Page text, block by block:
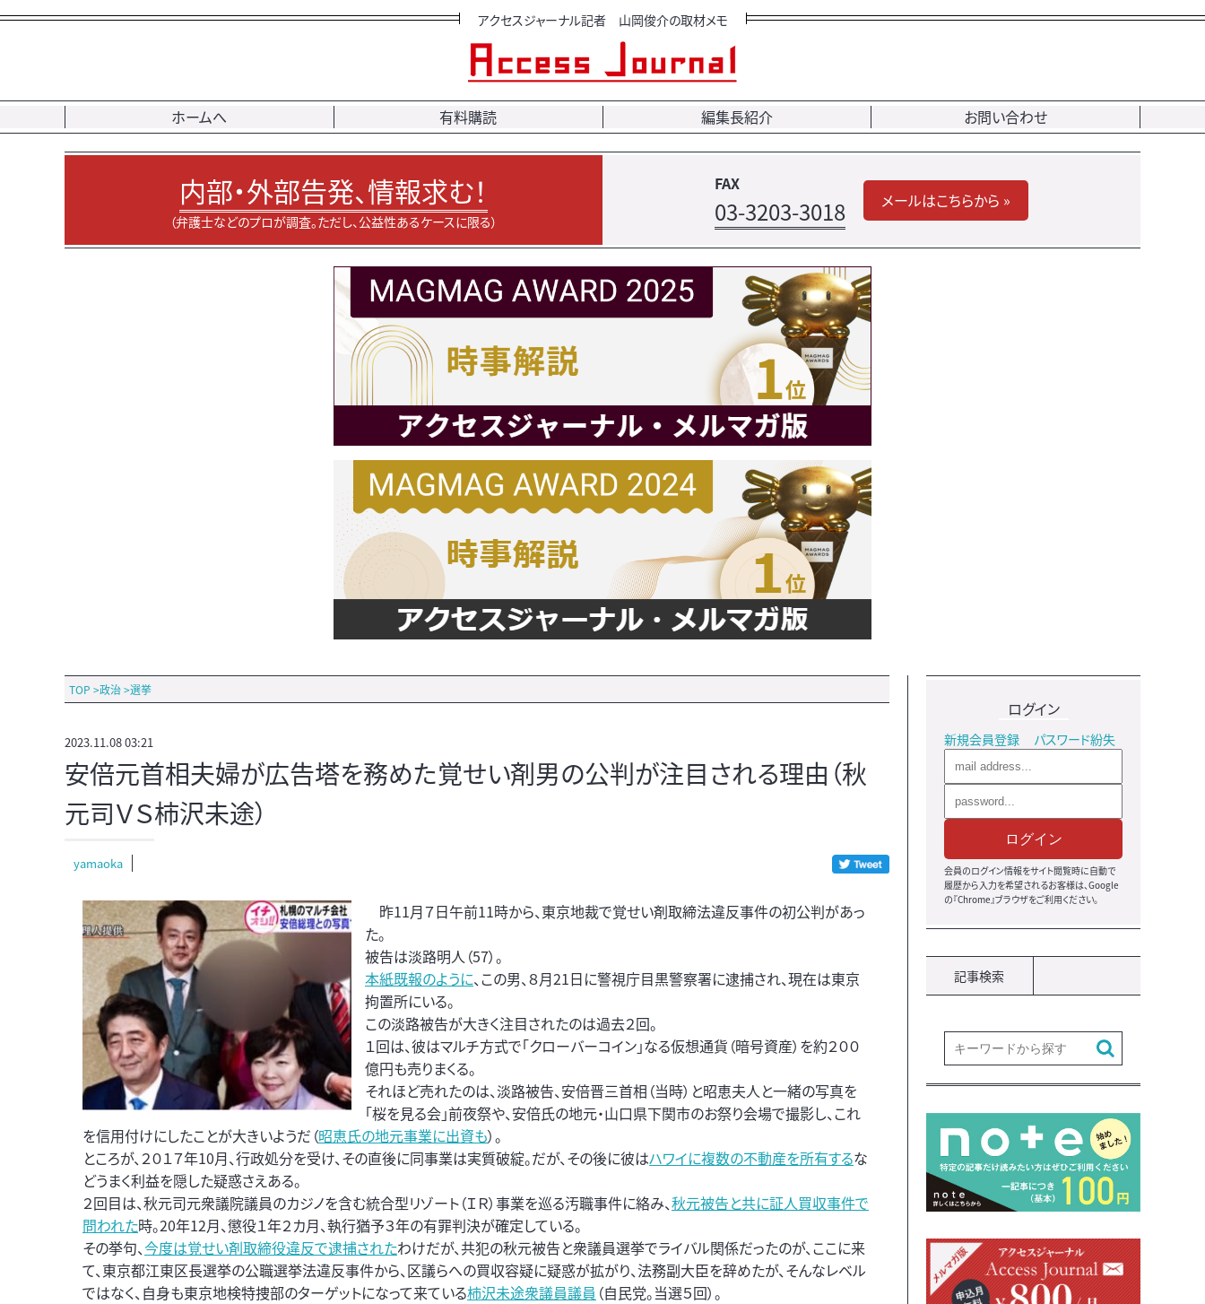
アクセスジャーナル記者 山岡俊介の取材メモ
ホームへ 有料購読 編集長紹介 お問い合わせ
内部・外部告発、情報求む！
（弁護士などのプロが調査。ただし、公益性あるケースに限る）
FAX
03-3203-3018 メールはこちらから »
TOP >政治>選挙
2023.11.08 03:21
安倍元首相夫婦が広告塔を務めた覚せい剤男の公判が注目される理由（秋
元司ＶＳ柿沢未途）
yamaoka
昨11月７日午前11時から、東京地裁で覚せい剤取締法違反事件の初公判があっ
た。
被告は淡路明人（57）。
本紙既報のように、この男、８月21日に警視庁目黒警察署に逮捕され、現在は東京
拘置所にいる。
この淡路被告が大きく注目されたのは過去２回。
１回は、彼はマルチ方式で「クローバーコイン」なる仮想通貨（暗号資産）を約２００
億円も売りまくる。
それほど売れたのは、淡路被告、安倍晋三首相（当時）と昭恵夫人と一緒の写真を
「桜を見る会」前夜祭や、安倍氏の地元・山口県下関市のお祭り会場で撮影し、これ
を信用付けにしたことが大きいようだ（昭恵氏の地元事業に出資も）。
ところが、２０１７年10月、行政処分を受け、その直後に同事業は実質破綻。だが、その後に彼はハワイに複数の不動産を所有するな
どうまく利益を隠した疑惑さえある。
２回目は、秋元司元衆議院議員のカジノを含む統合型リゾート（ＩＲ）事業を巡る汚職事件に絡み、秋元被告と共に証人買収事件で
問われた時。20年12月、懲役１年２カ月、執行猶予３年の有罪判決が確定している。
その挙句、今度は覚せい剤取締役違反で逮捕されたわけだが、共犯の秋元被告と衆議員選挙でライバル関係だったのが、ここに来
て、東京都江東区長選挙の公職選挙法違反事件から、区議らへの買収容疑に疑惑が拡がり、法務副大臣を辞めたが、そんなレベル
ではなく、自身も東京地検特捜部のターゲットになって来ている柿沢未途衆議員議員 （自民党。当選５回）。
ログイン
新規会員登録 パスワード紛失
ログイン
会員のログイン情報をサイト閲覧時に自動で
履歴から入力を希望されるお客様は、Google
の『Chrome』ブラウザをご利用ください。
記事検索